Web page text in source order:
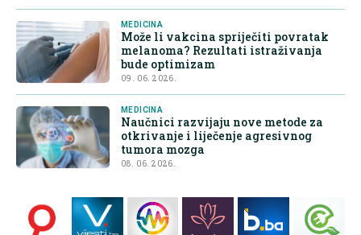
MEDICINA
Može li vakcina spriječiti povratak
melanoma? Rezultati istraživanja
bude optimizam
09. 06. 2026.
MEDICINA
Naučnici razvijaju nove metode za
otkrivanje i liječenje agresivnog
tumora mozga
08. 06. 2026.